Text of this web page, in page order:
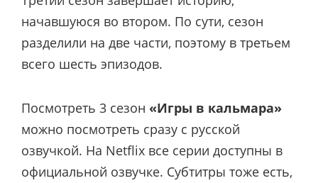
начавшуюся во втором. По сути, сезон
разделили на две части, поэтому в третьем
всего шесть эпизодов.
Посмотреть 3 сезон «Игры в кальмара»
можно посмотреть сразу с русской
озвучкой. На Netflix все серии доступны в
официальной озвучке. Субтитры тоже есть,